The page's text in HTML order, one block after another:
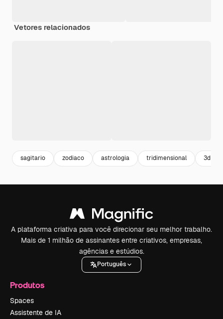
Vetores relacionados
sagitario zodiaco astrologia tridimensional 3d
A plataforma criativa para você direcionar seu melhor trabalho.
Mais de 1 milhão de assinantes entre criativos, empresas,
agências e estúdios.
Português
Produtos
Spaces
Assistente de IA